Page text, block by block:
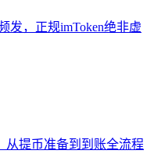
发，正规imToken绝非虚
从提币准备到到账全流程